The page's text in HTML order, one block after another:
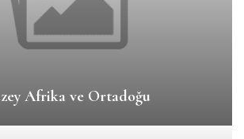
Afrika ve Ortadoğu